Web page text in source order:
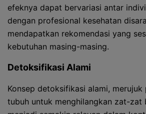
efeknya dapat bervariasi antar
dengan profesional kesehatan
mendapatkan rekomendasi yang
kebutuhan masing-masing.
Detoksifikasi Alami
Konsep detoksifikasi alami, merujuk
tubuh untuk menghilangkan zat-zat